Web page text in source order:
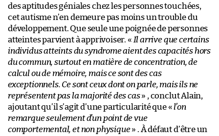
des aptitudes géniales chez les personnes touchées,
cet autisme n’en demeure pas moins un trouble du
développement. Que seule une poignée de personnes
atteintes parvient à apprivoiser. « Il arrive que certains
individus atteints du syndrome aient des capacités hors
du commun, surtout en matière de concentration, de
calcul ou de mémoire, mais ce sont des cas
exceptionnels. Ce sont ceux dont on parle, mais ils ne
représentent pas la majorité des cas» , conclut Alain,
ajoutant qu’il s’agit d’une particularité que « l’on
remarque seulement d’un point de vue
comportemental, et non physique» . À défaut d’être un